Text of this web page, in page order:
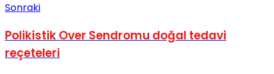
Sonraki
Polikistik Over Sendromu doğal tedavi
reçeteleri